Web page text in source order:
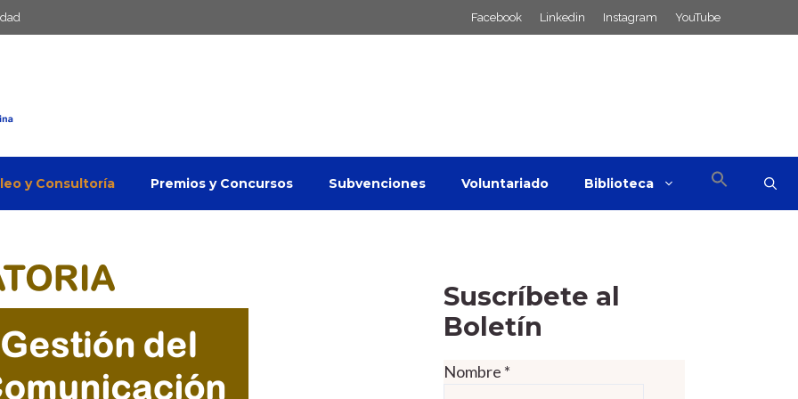
Facebook Linkedin Instagram YouTube
y Consultoría Premios y Concursos Subvenciones Voluntariado Biblioteca
Suscríbete al
Boletín
Nombre *